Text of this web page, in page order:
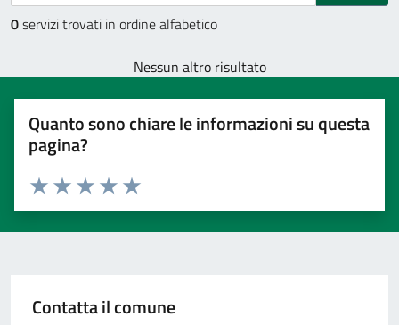
0servizi trovati in ordine alfabetico
Nessun altro risultato
Quanto sono chiare le informazioni su questa
pagina?
Valuta 5 stelle su 5
Valuta 4 stelle su 5
Valuta 3 stelle su 5
Valuta 2 stelle su 5
Valuta 1 stelle su 5
Contatta il comune